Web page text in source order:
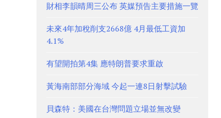
財相李韻晴周三公布 英媒預告主要措施一覽
未來4年加稅削支2668億 4月最低工資加
4.1%
有望開拍第4集 應特朗普要求重啟
黃海南部部分海域 今起一連8日射擊試驗
貝森特：美國在台灣問題立場並無改變